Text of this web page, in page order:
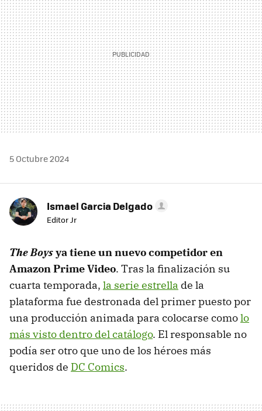
5 Octubre 2024
Ismael Garcia Delgado
Editor Jr
The Boysya tiene un nuevo competidor en
Amazon Prime Video. Tras la finalización su
cuarta temporada, la serie estrella de la
plataforma fue destronada del primer puesto por
una producción animada para colocarse comolo
más visto dentro del catálogo. El responsable no
podía ser otro que uno de los héroes más
queridos de DC Comics.